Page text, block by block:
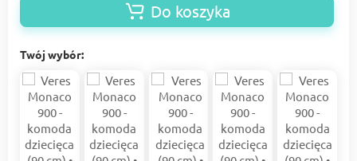
Do koszyka
Twój wybór: